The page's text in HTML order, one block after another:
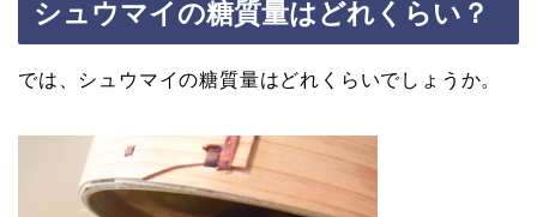
シュウマイの糖質量はどれくらい？
では、シュウマイの糖質量はどれくらいでしょうか。